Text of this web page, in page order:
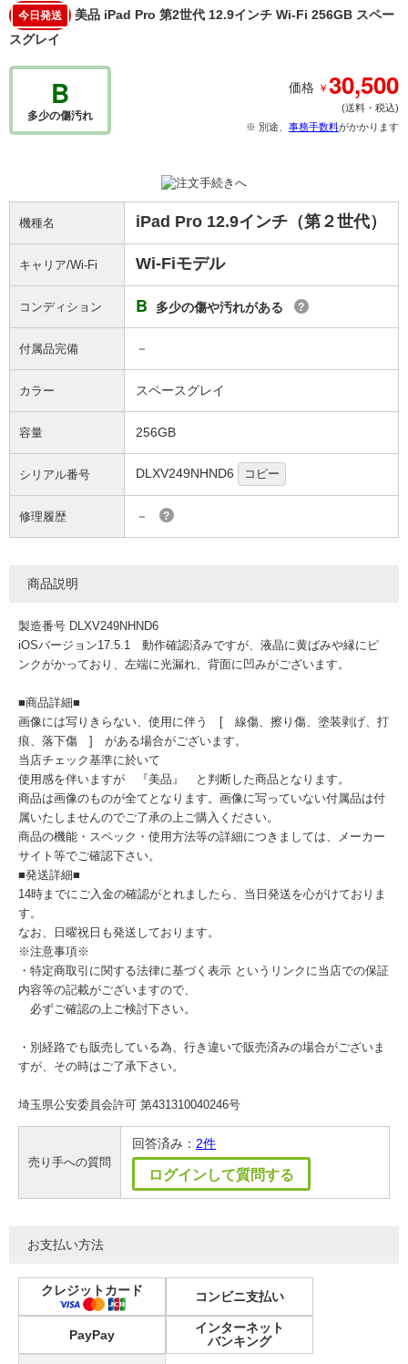
今日発送
美品 iPad Pro 第2世代 12.9インチ Wi-Fi 256GB スペー
スグレイ
B
多少の傷汚れ
価格 ￥30,500
(送料・税込)
※ 別途、 事務手数料がかかります
機種名 iPad Pro 12.9インチ（第２世代）
キャリア/Wi-Fi Wi-Fiモデル
コンディション B 多少の傷や汚れがある ?
付属品完備 －
カラー スペースグレイ
容量 256GB
シリアル番号 DLXV249NHND6 コピー
修理履歴 － ?
商品説明
製造番号 DLXV249NHND6
iOSバージョン17.5.1 動作確認済みですが、液晶に黄ばみや縁にピ
ンクがかっており、左端に光漏れ、背面に凹みがございます。
■商品詳細■
画像には写りきらない、使用に伴う [ 線傷、擦り傷、塗装剥げ、打
痕、落下傷 ] がある場合がございます。
当店チェック基準に於いて
使用感を伴いますが 『美品』 と判断した商品となります。
商品は画像のものが全てとなります。画像に写っていない付属品は付
属いたしませんのでご了承の上ご購入ください。
商品の機能・スペック・使用方法等の詳細につきましては、メーカー
サイト等でご確認下さい。
■発送詳細■
14時までにご入金の確認がとれましたら、当日発送を心がけておりま
す。
なお、日曜祝日も発送しております。
※注意事項※
・特定商取引に関する法律に基づく表示 というリンクに当店での保証
内容等の記載がございますので、
必ずご確認の上ご検討下さい。
・別経路でも販売している為、行き違いで販売済みの場合がございま
すが、その時はご了承下さい。
埼玉県公安委員会許可 第431310040246号
売り手への質問
回答済み： 2件
ログインして質問する
お支払い方法
クレジットカード コンビニ支払い
PayPay
インターネット
バンキング